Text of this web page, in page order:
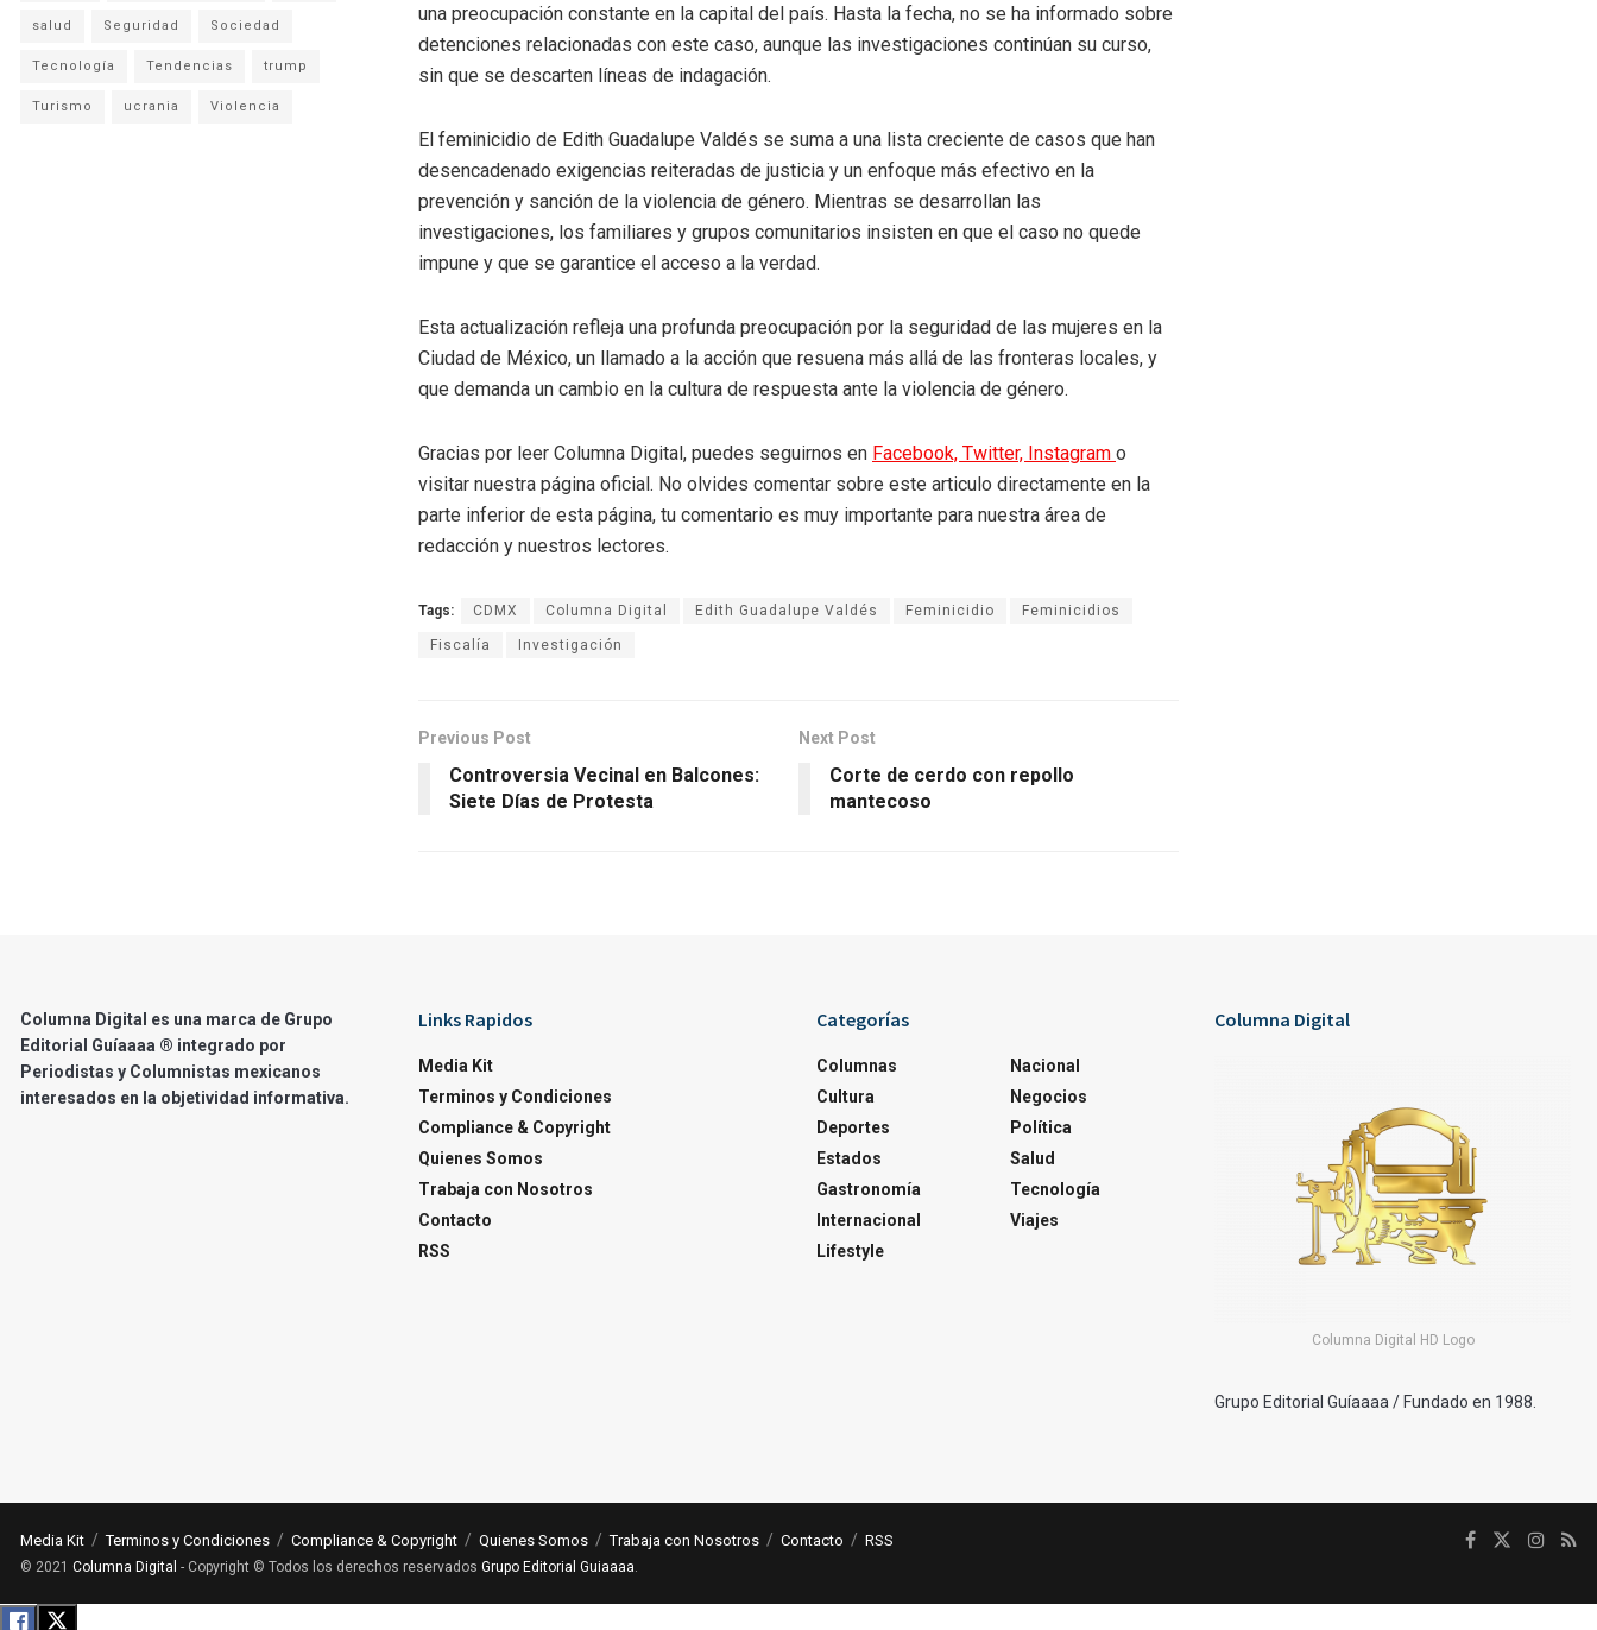
una preocupación constante en la capital del país. Hasta la fecha, no se ha informado sobre
detenciones relacionadas con este caso, aunque las investigaciones continúan su curso,
sin que se descarten líneas de indagación.
El feminicidio de Edith Guadalupe Valdés se suma a una lista creciente de casos que han
desencadenado exigencias reiteradas de justicia y un enfoque más efectivo en la
prevención y sanción de la violencia de género. Mientras se desarrollan las
investigaciones, los familiares y grupos comunitarios insisten en que el caso no quede
impune y que se garantice el acceso a la verdad.
Esta actualización refleja una profunda preocupación por la seguridad de las mujeres en la
Ciudad de México, un llamado a la acción que resuena más allá de las fronteras locales, y
que demanda un cambio en la cultura de respuesta ante la violencia de género.
Gracias por leer Columna Digital, puedes seguirnos en Facebook, Twitter, Instagram o
visitar nuestra página oficial. No olvides comentar sobre este articulo directamente en la
parte inferior de esta página, tu comentario es muy importante para nuestra área de
redacción y nuestros lectores.
Tags: CDMX Columna Digital Edith Guadalupe Valdés Feminicidio Feminicidios
Fiscalía Investigación
Previous Post
Controversia Vecinal en Balcones:
Siete Días de Protesta
Next Post
Corte de cerdo con repollo
mantecoso
salud Seguridad Sociedad
Tecnología Tendencias trump
Turismo ucrania Violencia
Columna Digital es una marca de Grupo
Editorial Guíaaaa ® integrado por
Periodistas y Columnistas mexicanos
interesados en la objetividad informativa.
Links Rapidos
Media Kit
Terminos y Condiciones
Compliance & Copyright
Quienes Somos
Trabaja con Nosotros
Contacto
RSS
Categorías
Columnas
Cultura
Deportes
Estados
Gastronomía
Internacional
Lifestyle
Nacional
Negocios
Política
Salud
Tecnología
Viajes
Columna Digital
Columna Digital HD Logo
Grupo Editorial Guíaaaa / Fundado en 1988.
Media Kit Terminos y Condiciones Compliance & Copyright Quienes Somos Trabaja con Nosotros Contacto RSS
© 2021 Columna Digital - Copyright © Todos los derechos reservados Grupo Editorial Guiaaaa